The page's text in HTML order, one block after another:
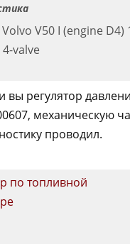
V50 I (engine D4)
valve
вы регулятор
механическую
проводил.
по топливной